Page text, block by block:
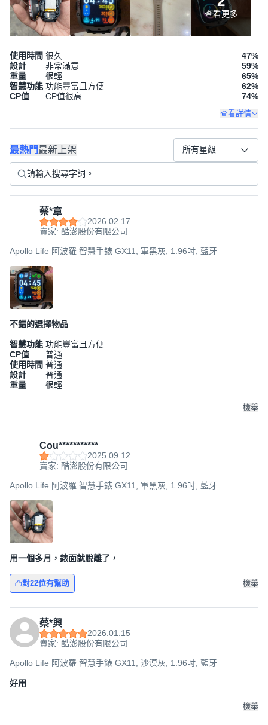
查看更多
使用時間 很久 47%
設計
非常滿意 59%
重量
很輕 65%
智慧功能 功能豐富且方便 62%
CP值
CP值很高 74%
查看詳情
最熱門最新上架 所有星級
蔡*章
2026.02.17
賣家: 酷澎股份有限公司
Apollo Life 阿波羅 智慧手錶 GX11, 軍黑灰, 1.96吋, 藍牙
不錯的選擇物品
智慧功能 功能豐富且方便
CP值
普通
使用時間 普通
設計
普通
重量
很輕
檢舉
Cou***********
2025.09.12
賣家: 酷澎股份有限公司
Apollo Life 阿波羅 智慧手錶 GX11, 軍黑灰, 1.96吋, 藍牙
用一個多月，錶面就脫離了，
對22位有幫助 檢舉
蔡*興
2026.01.15
賣家: 酷澎股份有限公司
Apollo Life 阿波羅 智慧手錶 GX11, 沙漠灰, 1.96吋, 藍牙
好用
檢舉